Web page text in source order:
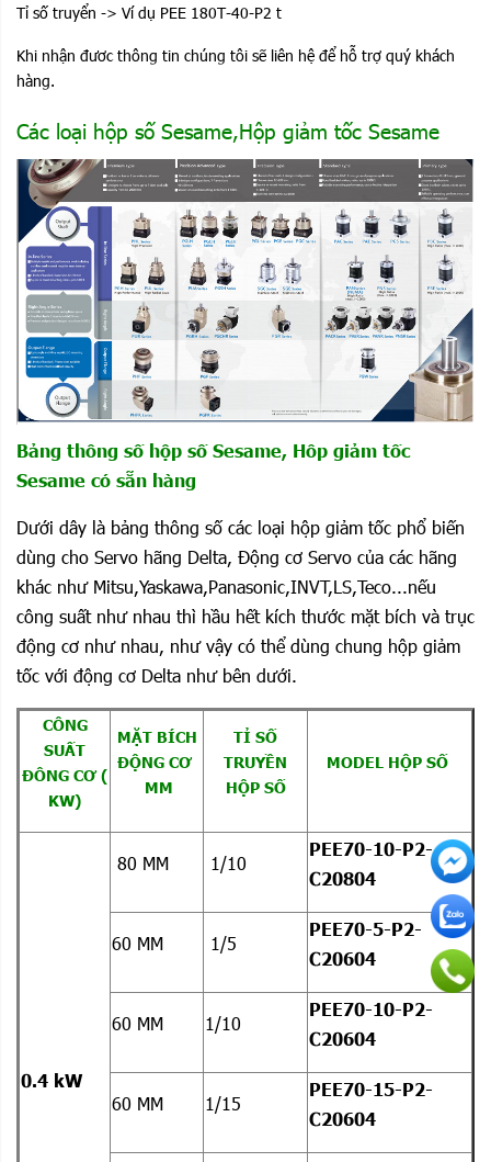
Tỉ số truyển -> Ví dụ PEE 180T-40-P2 t
Khi nhận đươc thông tin chúng tôi sẽ liên hệ để hỗ trợ quý khách
hàng.
Các loại hộp số Sesame,Hộp giảm tốc Sesame
Bảng thông số hộp số Sesame, Hôp giảm tốc
Sesame có sẵn hàng
Dưới dây là bảng thông số các loại hộp giảm tốc phổ biến
dùng cho Servo hãng Delta, Động cơ Servo của các hãng
khác như Mitsu,Yaskawa,Panasonic,INVT,LS,Teco...nếu
công suất như nhau thì hầu hết kích thước mặt bích và trục
động cơ như nhau, như vậy có thể dùng chung hộp giảm
tốc với động cơ Delta như bên dưới.
CÔNG
SUẤT
ĐÔNG CƠ (
KW)
MẶT BÍCH
ĐỘNG CƠ
MM
TỈ SỐ
TRUYỀN
HỘP SỐ
MODEL HỘP SỐ
0.4 kW
80 MM 1/10
PEE70-10-P2-
C20804
60 MM 1/5
PEE70-5-P2-
C20604
60 MM 1/10
PEE70-10-P2-
C20604
60 MM 1/15
PEE70-15-P2-
C20604